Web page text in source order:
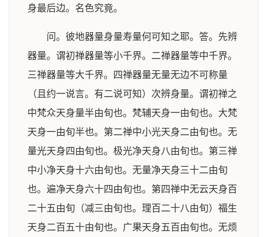
身最后边。名色究竟。
问。彼地器量身量寿量何可知之耶。答。先辨
器量。谓初禅器量等小千界。二禅器量等中千界。
三禅器量等大千界。四禅器量无量无边不可称量
（且约一说言。有二说可知）次辨身量。谓初禅之
中梵众天身量半由旬也。梵辅天身一由旬也。大梵
天身一由旬半也。第二禅中小光天身二由旬也。无
量光天身四由旬也。极光净天身八由旬也。第三禅
中小净天身十六由旬也。无量净天身三十二由旬
也。遍净天身六十四由旬也。第四禅中无云天身百
二十五由旬（减三由旬也。理百二十八由旬）福生
天身二百五十由旬也。广果天身五百由旬也。无烦